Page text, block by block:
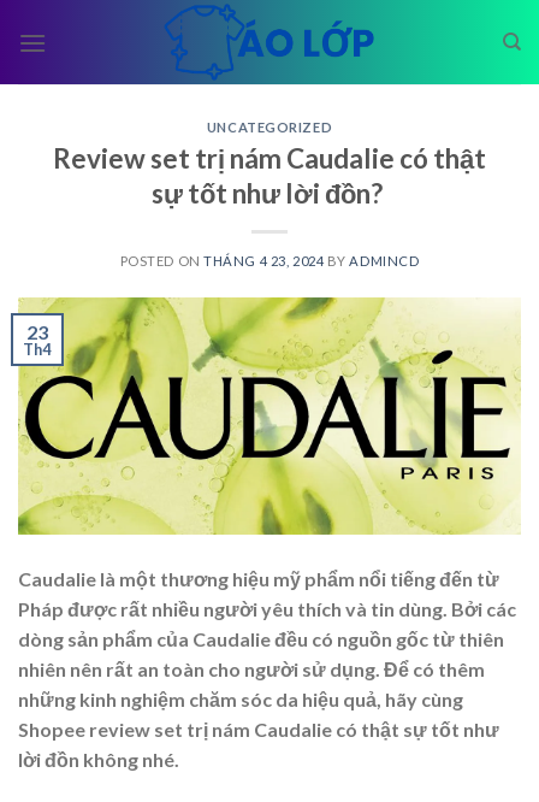
UNCATEGORIZED
Review set trị nám Caudalie có thật
sự tốt như lời đồn?
POSTED ONTHÁNG 4 23, 2024 BY ADMINCD
23
Th4
Caudalie là một thương hiệu mỹ phẩm nổi tiếng đến từ
Pháp được rất nhiều người yêu thích và tin dùng. Bởi các
dòng sản phẩm của Caudalie đều có nguồn gốc từ thiên
nhiên nên rất an toàn cho người sử dụng. Để có thêm
những kinh nghiệm chăm sóc da hiệu quả, hãy cùng
Shopee review set trị nám Caudalie có thật sự tốt như
lời đồn không nhé.